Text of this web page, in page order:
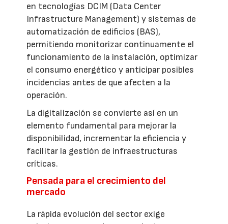
en tecnologías DCIM (Data Center
Infrastructure Management) y sistemas de
automatización de edificios (BAS),
permitiendo monitorizar continuamente el
funcionamiento de la instalación, optimizar
el consumo energético y anticipar posibles
incidencias antes de que afecten a la
operación.
La digitalización se convierte así en un
elemento fundamental para mejorar la
disponibilidad, incrementar la eficiencia y
facilitar la gestión de infraestructuras
críticas.
Pensada para el crecimiento del
mercado
La rápida evolución del sector exige